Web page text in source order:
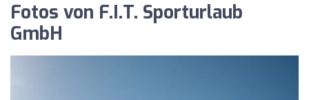
Fotos von F.I.T. Sporturlaub
GmbH